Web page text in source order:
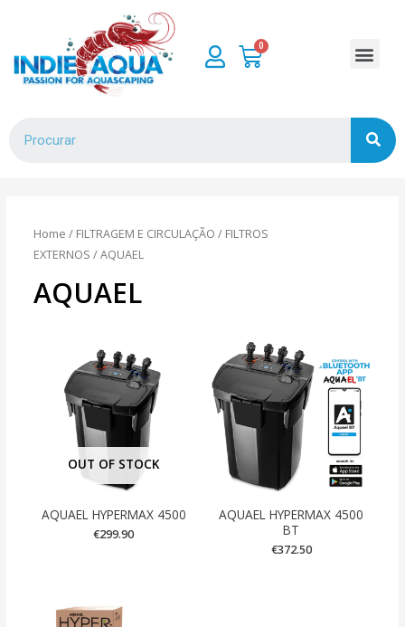
Home / FILTRAGEM E CIRCULAÇÃO / FILTROS
EXTERNOS / AQUAEL
AQUAEL
OUT OF STOCK
AQUAEL HYPERMAX 4500
€299.90
AQUAEL HYPERMAX 4500
BT
€372.50